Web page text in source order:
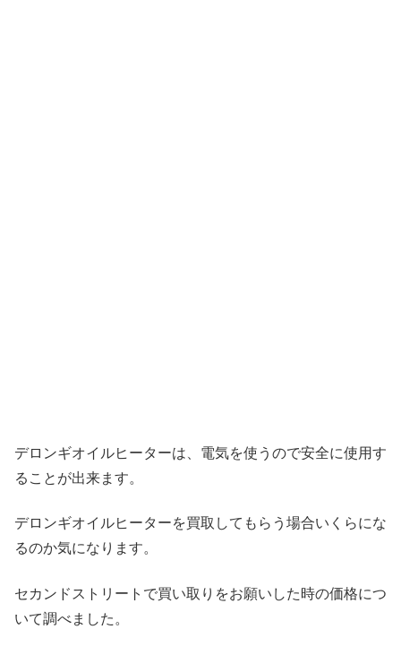
デロンギオイルヒーターは、電気を使うので安全に使用す
ることが出来ます。
デロンギオイルヒーターを買取してもらう場合いくらにな
るのか気になります。
セカンドストリートで買い取りをお願いした時の価格につ
いて調べました。